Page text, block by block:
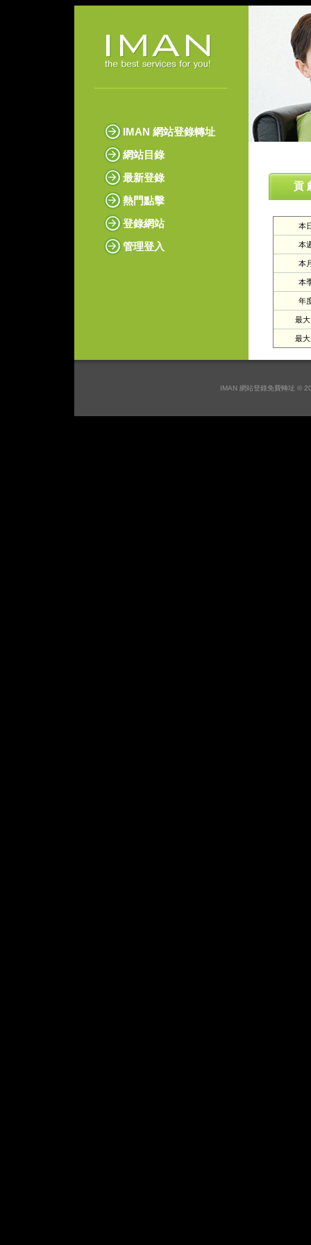
IMAN 網站登錄轉址
網站目錄
最新登錄
熱門點擊
登錄網站
管理登入
貢
本
本
本
本
年
最
最
IMAN 網站登錄免費轉址 ©